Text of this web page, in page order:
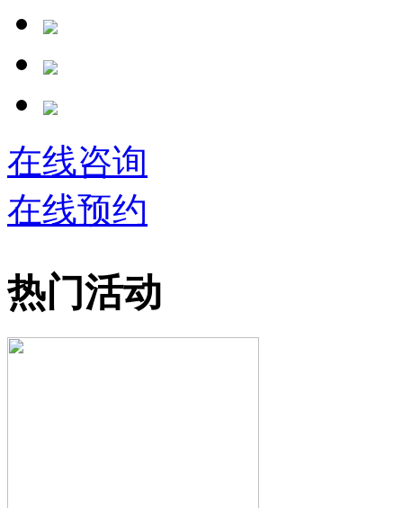
在线咨询
在线预约
热门活动